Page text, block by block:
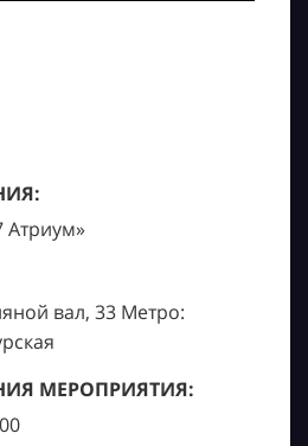
Атриум»
вал, 33 Метро:
МЕРОПРИЯТИЯ: